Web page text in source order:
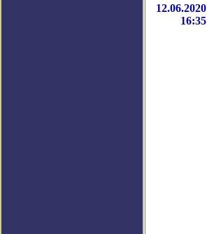
12.06.2020
16:35